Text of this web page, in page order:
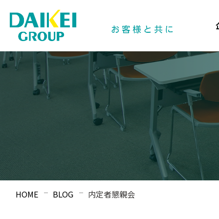
HOME BLOG 内定者懇親会